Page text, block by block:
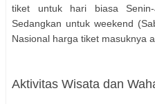
tiket untuk hari biasa Senin-
Sedangkan untuk weekend
Nasional harga tiket masuknya
Aktivitas Wisata dan